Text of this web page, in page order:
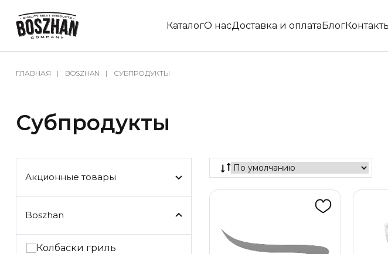
КаталогО насДоставка и оплатаБлог
ГЛАВНАЯ BOSZHAN СУБПРОДУКТЫ
Субпродукты
Акционные товары
Boszhan
Колбаски гриль